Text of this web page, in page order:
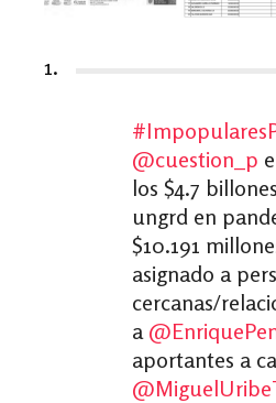
1.
@cuestion_p
los $4.7
ungrd en
$10.191
asignado a
cercanas/
a
aportantes a